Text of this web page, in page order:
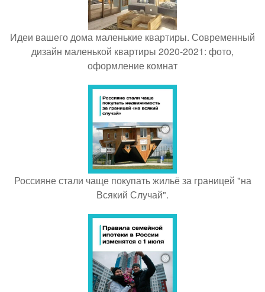
Идеи вашего дома маленькие квартиры. Современный
дизайн маленькой квартиры 2020-2021: фото,
оформление комнат
Россияне стали чаще покупать жильё за границей "на
Всякий Случай".